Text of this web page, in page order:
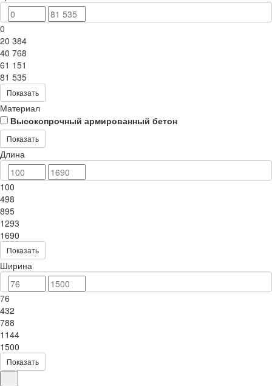
0
20 384
40 768
61 151
81 535
Показать
Материал
Высокопрочный армированный бетон
Показать
Длина
100
498
895
1293
1690
Показать
Ширина
76
432
788
1144
1500
Показать